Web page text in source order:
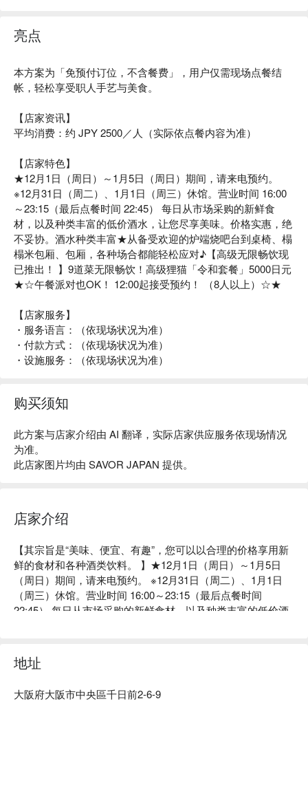
亮点
本方案为「免预付订位，不含餐费」，用户仅需现场点餐结
帐，轻松享受职人手艺与美食。
【店家资讯】
平均消费：约 JPY 2500／人（实际依点餐内容为准）
【店家特色】
★12月1日（周日）～1月5日（周日）期间，请来电预约。
※12月31日（周二）、1月1日（周三）休馆。营业时间 16:00
～23:15（最后点餐时间 22:45） 每日从市场采购的新鲜食
材，以及种类丰富的低价酒水，让您尽享美味。价格实惠，绝
不妥协。酒水种类丰富★从备受欢迎的炉端烧吧台到桌椅、榻
榻米包厢、包厢，各种场合都能轻松应对♪【高级无限畅饮现
已推出！ 】9道菜无限畅饮！高级狸猫「令和套餐」5000日元
★☆午餐派对也OK！ 12:00起接受预约！ （8人以上）☆★
【店家服务】
・服务语言：（依现场状况为准）
・付款方式：（依现场状况为准）
・设施服务：（依现场状况为准）
购买须知
此方案与店家介绍由 AI 翻译，实际店家供应服务依现场情况
为准。
此店家图片均由 SAVOR JAPAN 提供。
店家介绍
【其宗旨是“美味、便宜、有趣”，您可以以合理的价格享用新
鲜的食材和各种酒类饮料。 】★12月1日（周日）～1月5日
（周日）期间，请来电预约。 ※12月31日（周二）、1月1日
（周三）休馆。营业时间 16:00～23:15（最后点餐时间
22:45） 每日从市场采购的新鲜食材，以及种类丰富的低价酒
都能轻松应对♪【高级无限畅饮现已推出！ 】9道菜无限畅
饮！高级狸猫「令和套餐」5000日元★☆午餐派对也OK！
地址
大阪府大阪市中央區千日前2-6-9